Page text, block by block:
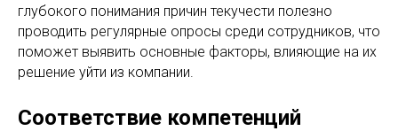
глубокого понимания причин текучести полезно
проводить регулярные опросы среди сотрудников, что
поможет выявить основные факторы, влияющие на их
решение уйти из компании.
Соответствие компетенций